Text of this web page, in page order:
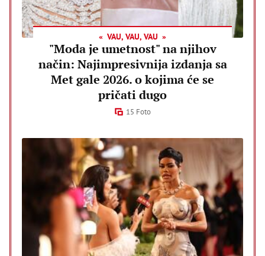
VAU, VAU, VAU
"Moda je umetnost" na njihov
način: Najimpresivnija izdanja sa
Met gale 2026. o kojima će se
pričati dugo
15 Foto